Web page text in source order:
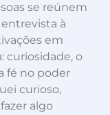
se reúnem
à
em
curiosidade, o
fé no poder
curioso,
algo